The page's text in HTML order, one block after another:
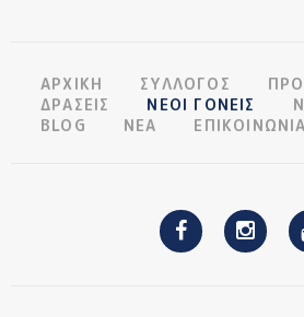
ΑΡΧΙΚΗ ΣΥΛΛΟΓΟΣ
ΔΡΑΣΕΙΣ
ΝΕΟΙ ΓΟΝΕΙΣ
BLOG
ΝΕΑ ΕΠΙΚΟΙΝΩΝΙΑ